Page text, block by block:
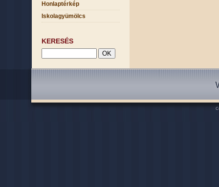
Honlaptérkép
Iskolagyümölcs
KERESÉS